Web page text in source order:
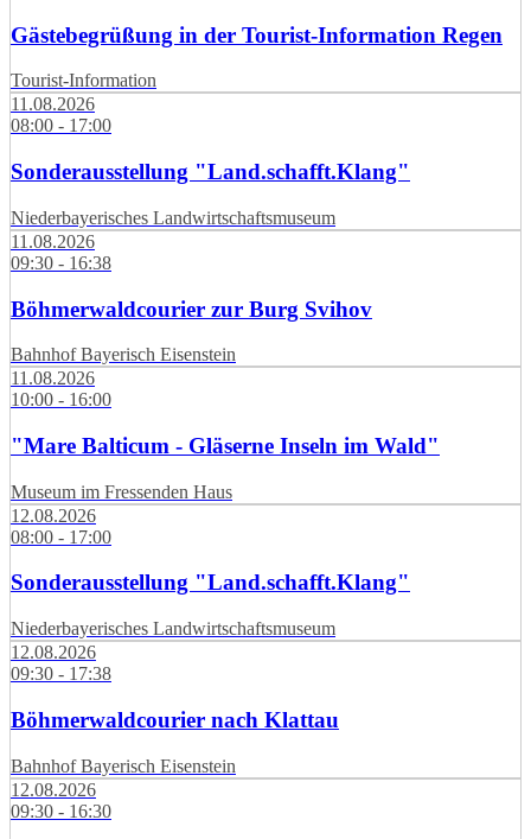
Gästebegrüßung in der Tourist-Information Regen
Tourist-Information
11.08.2026
08:00 - 17:00
Sonderausstellung "Land.schafft.Klang"
Niederbayerisches Landwirtschaftsmuseum
11.08.2026
09:30 - 16:38
Böhmerwaldcourier zur Burg Svihov
Bahnhof Bayerisch Eisenstein
11.08.2026
10:00 - 16:00
"Mare Balticum - Gläserne Inseln im Wald"
Museum im Fressenden Haus
12.08.2026
08:00 - 17:00
Sonderausstellung "Land.schafft.Klang"
Niederbayerisches Landwirtschaftsmuseum
12.08.2026
09:30 - 17:38
Böhmerwaldcourier nach Klattau
Bahnhof Bayerisch Eisenstein
12.08.2026
09:30 - 16:30